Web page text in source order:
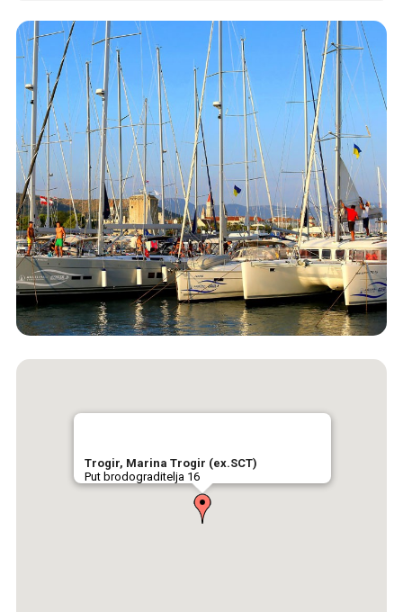
Trogir, Marina Trogir (ex.SCT)
Put brodograditelja 16